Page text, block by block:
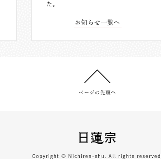
た。
お知らせ一覧へ
ページの先頭へ
Copyright © Nichiren-shu. All rights reserved.